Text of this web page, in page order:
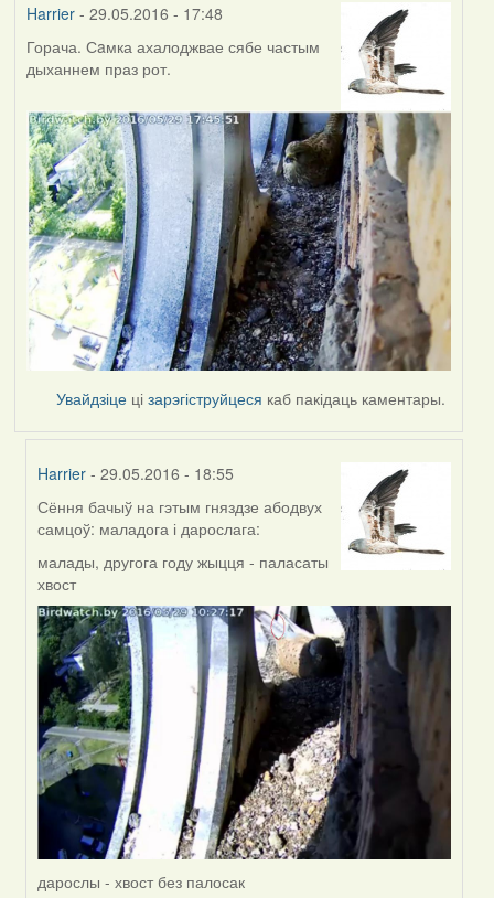
Harrier- 29.05.2016 - 17:48
Горача. Сaмка ахалоджвае сябе частым
дыханнем праз рот.
Увайдзіце цізарэгіструйцеся каб пакідаць каментары.
Harrier - 29.05.2016 - 18:55
In
reply
to
by
Harrier
Сёння бачыў на гэтым гняздзе абодвух
самцоў: маладога і дарослага:
малады, другога году жыцця - паласаты
хвост
дарослы - хвост без палосак